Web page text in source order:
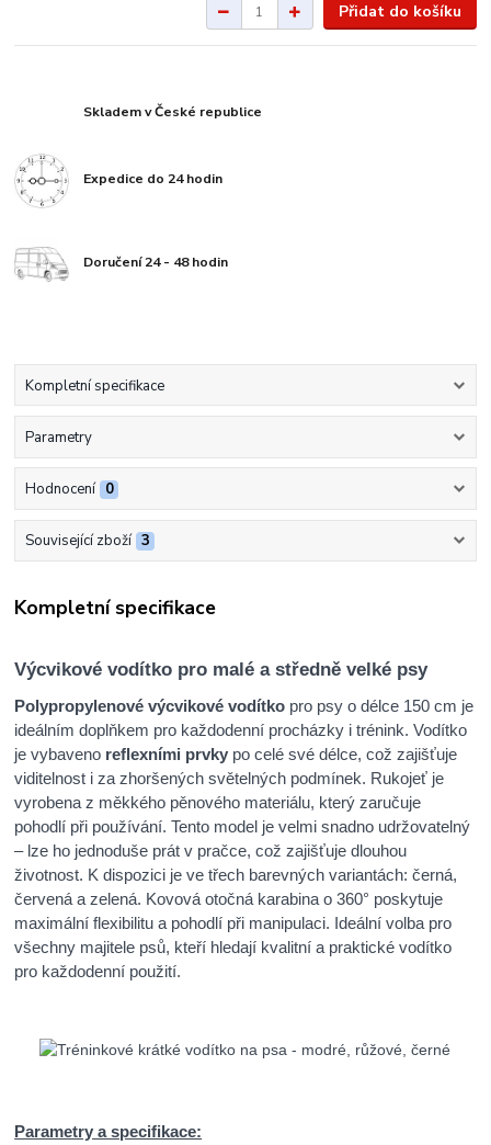
Přidat do košíku
Skladem v České republice
Expedice do 24 hodin
Doručení 24 - 48 hodin
Kompletní specifikace
Parametry
Hodnocení 0
Související zboží 3
Kompletní specifikace
Výcvikové vodítko pro malé a středně velké psy
Polypropylenové výcvikové vodítko pro psy o délce 150 cm je
ideálním doplňkem pro každodenní procházky i trénink. Vodítko
je vybaveno reflexními prvky po celé své délce, což zajišťuje
viditelnost i za zhoršených světelných podmínek. Rukojeť je
vyrobena z měkkého pěnového materiálu, který zaručuje
pohodlí při používání. Tento model je velmi snadno udržovatelný
– lze ho jednoduše prát v pračce, což zajišťuje dlouhou
životnost. K dispozici je ve třech barevných variantách: černá,
červená a zelená. Kovová otočná karabina o 360° poskytuje
maximální flexibilitu a pohodlí při manipulaci. Ideální volba pro
všechny majitele psů, kteří hledají kvalitní a praktické vodítko
pro každodenní použití.
Parametry a specifikace: